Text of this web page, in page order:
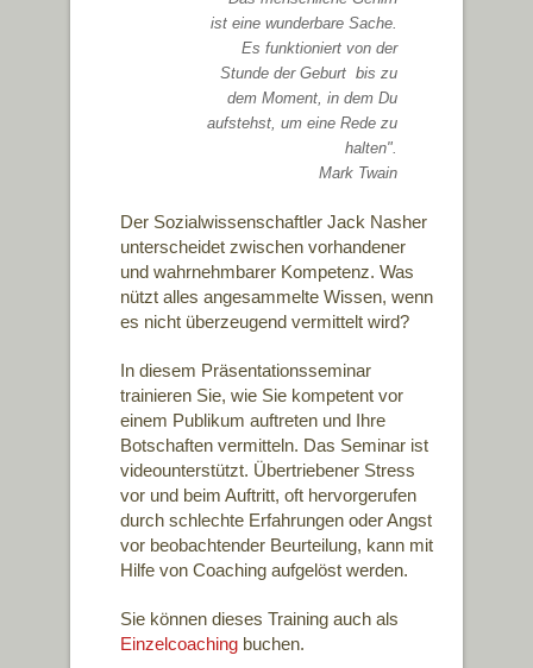
ist eine wunderbare Sache.
Es funktioniert von der
Stunde der Geburt bis zu
dem Moment, in dem Du
aufstehst, um eine Rede zu
halten".
Mark Twain
Der Sozialwissenschaftler Jack Nasher
unterscheidet zwischen vorhandener
und wahrnehmbarer Kompetenz. Was
nützt alles angesammelte Wissen, wenn
es nicht überzeugend vermittelt wird?
In diesem Präsentationsseminar
trainieren Sie, wie Sie kompetent vor
einem Publikum auftreten und Ihre
Botschaften vermitteln. Das Seminar ist
videounterstützt. Übertriebener Stress
vor und beim Auftritt, oft hervorgerufen
durch schlechte Erfahrungen oder Angst
vor beobachtender Beurteilung, kann mit
Hilfe von Coaching aufgelöst werden.
Sie können dieses Training auch als
Einzelcoaching buchen.